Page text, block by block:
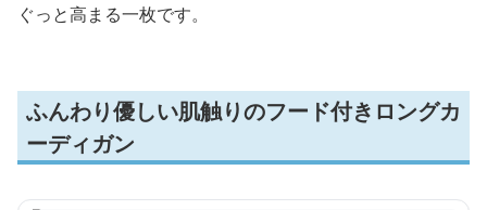
ぐっと高まる一枚です。
ふんわり優しい肌触りのフード付きロングカ
ーディガン